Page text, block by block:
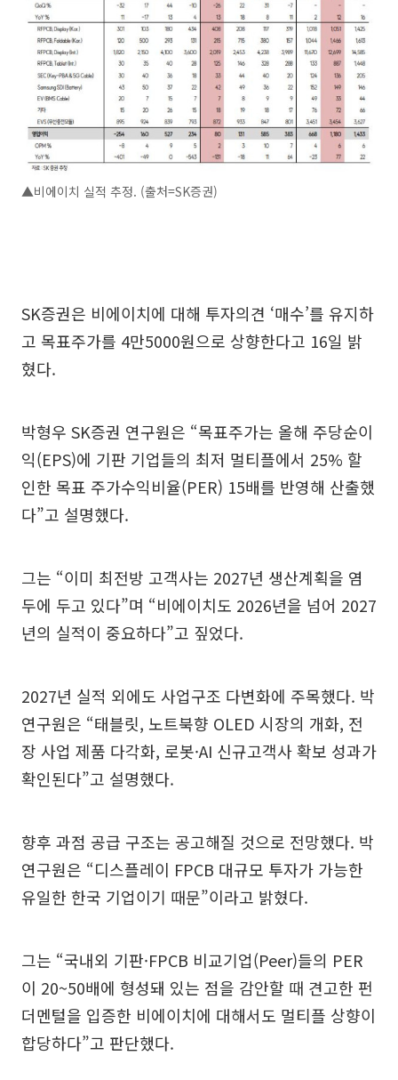
▲비에이치 실적 추정. (출처=SK증권)
SK증권은 비에이치에 대해 투자의견 ‘매수’를 유지하
고 목표주가를 4만5000원으로 상향한다고 16일 밝
혔다.
박형우 SK증권 연구원은 “목표주가는 올해 주당순이
익(EPS)에 기판 기업들의 최저 멀티플에서 25% 할
인한 목표 주가수익비율(PER) 15배를 반영해 산출했
다”고 설명했다.
그는 “이미 최전방 고객사는 2027년 생산계획을 염
두에 두고 있다”며 “비에이치도 2026년을 넘어 2027
년의 실적이 중요하다”고 짚었다.
2027년 실적 외에도 사업구조 다변화에 주목했다. 박
연구원은 “태블릿, 노트북향 OLED 시장의 개화, 전
장 사업 제품 다각화, 로봇·AI 신규고객사 확보 성과가
확인된다”고 설명했다.
향후 과점 공급 구조는 공고해질 것으로 전망했다. 박
연구원은 “디스플레이 FPCB 대규모 투자가 가능한
유일한 한국 기업이기 때문”이라고 밝혔다.
그는 “국내외 기판·FPCB 비교기업(Peer)들의 PER
이 20~50배에 형성돼 있는 점을 감안할 때 견고한 펀
더멘털을 입증한 비에이치에 대해서도 멀티플 상향이
합당하다”고 판단했다.